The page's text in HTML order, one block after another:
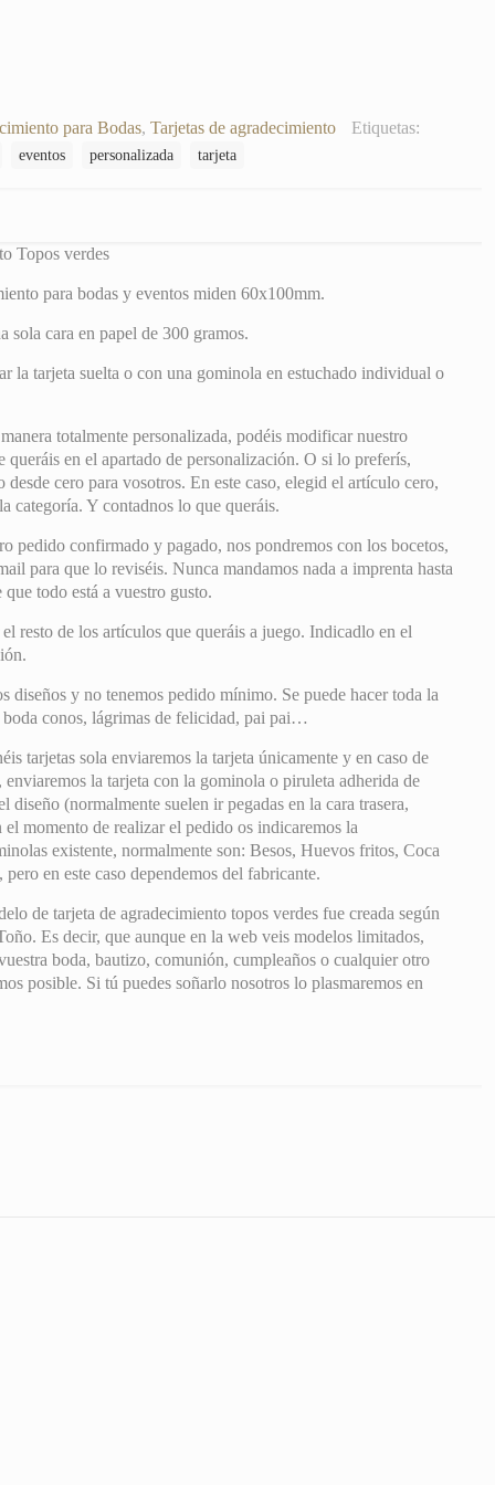
para Bodas, Tarjetas de agradecimiento Etiquetas:
eventos personalizada tarjeta
Topos verdes
para bodas y eventos miden 60x100mm.
sola cara en papel de 300 gramos.
la tarjeta suelta o con una gominola en estuchado individual o
totalmente personalizada, podéis modificar nuestro
queráis en el apartado de personalización. O si lo preferís,
desde cero para vosotros. En este caso, elegid el artículo cero,
categoría. Y contadnos lo que queráis.
pedido confirmado y pagado, nos pondremos con los bocetos,
para que lo reviséis. Nunca mandamos nada a imprenta hasta
todo está a vuestro gusto.
resto de los artículos que queráis a juego. Indicadlo en el
diseños y no tenemos pedido mínimo. Se puede hacer toda la
boda conos, lágrimas de felicidad, pai pai…
tarjetas sola enviaremos la tarjeta únicamente y en caso de
la tarjeta con la gominola o piruleta adherida de
diseño (normalmente suelen ir pegadas en la cara trasera,
momento de realizar el pedido os indicaremos la
existente, normalmente son: Besos, Huevos fritos, Coca
en este caso dependemos del fabricante.
de tarjeta de agradecimiento topos verdes fue creada según
Es decir, que aunque en la web veis modelos limitados,
boda, bautizo, comunión, cumpleaños o cualquier otro
posible. Si tú puedes soñarlo nosotros lo plasmaremos en